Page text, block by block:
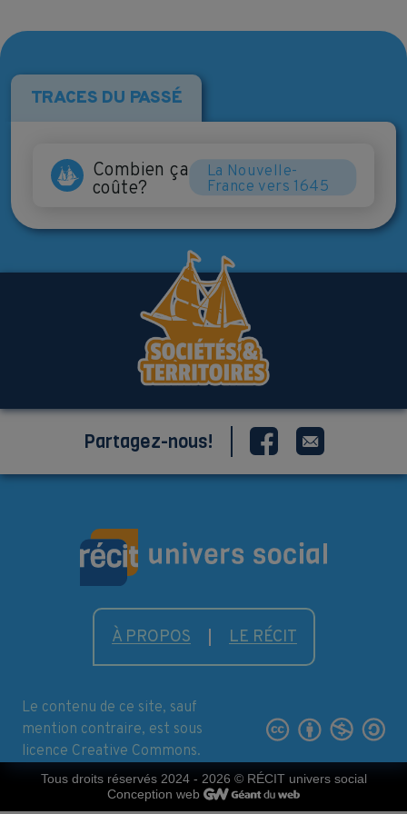
TRACES DU PASSÉ
Combien ça
coûte?
La Nouvelle-
France vers 1645
À PROPOS LE RÉCIT
Le contenu de ce site, sauf
mention contraire, est sous
licence Creative Commons.
Partagez-nous!
Tous droits réservés 2024 - 2026 © RÉCIT univers social
Conception web